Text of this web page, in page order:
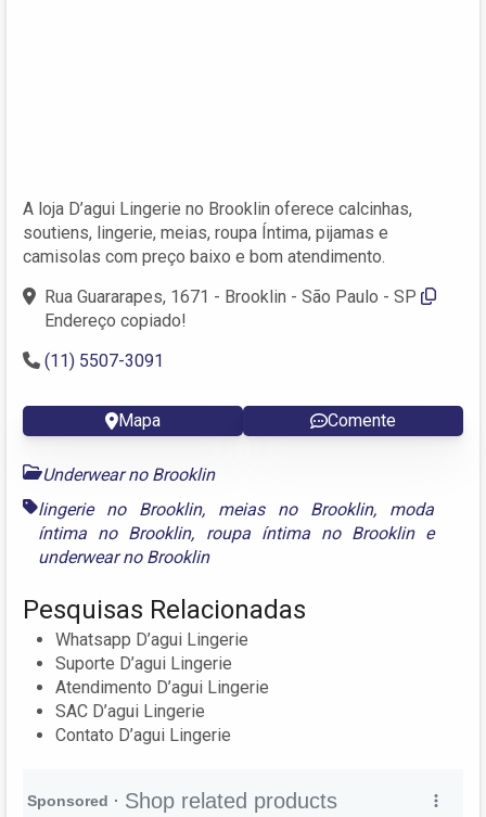
A loja D’agui Lingerie no Brooklin oferece calcinhas,
soutiens, lingerie, meias, roupa Íntima, pijamas e
camisolas com preço baixo e bom atendimento.
Rua Guararapes, 1671 - Brooklin - São Paulo - SP
Endereço copiado!
(11) 5507-3091
Mapa Comente
Underwear no Brooklin
lingerie no Brooklin, meias no Brooklin, moda
íntima no Brooklin, roupa íntima no Brookline
underwear no Brooklin
Pesquisas Relacionadas
Whatsapp D’agui Lingerie
Suporte D’agui Lingerie
Atendimento D’agui Lingerie
SAC D’agui Lingerie
Contato D’agui Lingerie